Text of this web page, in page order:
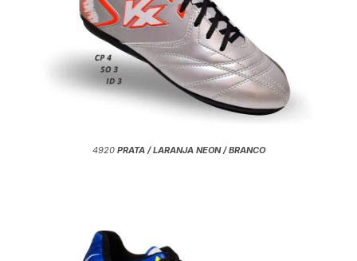
4920 PRATA / LARANJA NEON / BRANCO